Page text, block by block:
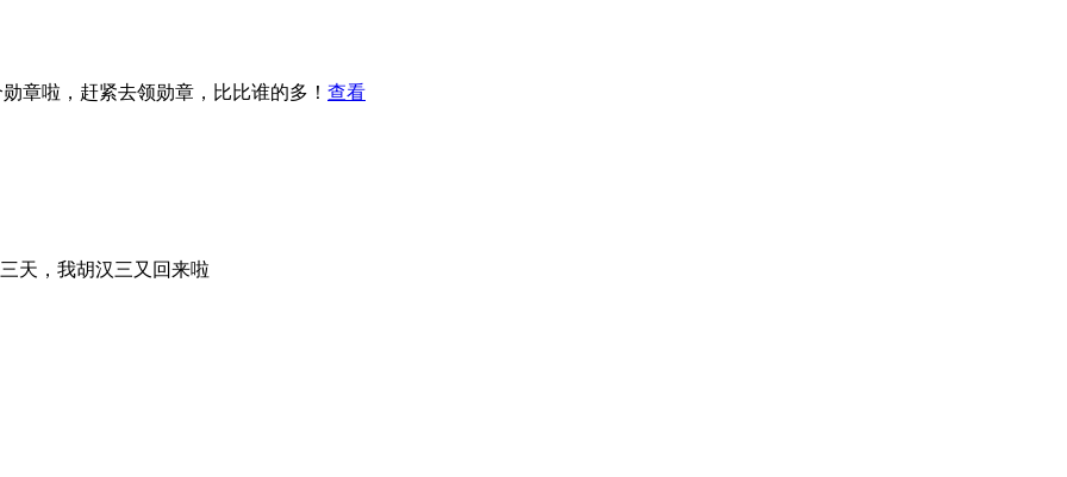
章啦，赶紧去领勋章，比比谁的多！ 查看
天，我胡汉三又回来啦